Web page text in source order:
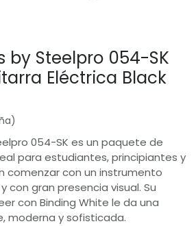
by Steelpro 054-SK
Eléctrica Black
054-SK es un paquete de
para estudiantes, principiantes y
comenzar con un instrumento
con gran presencia visual. Su
con Binding White le da una
moderna y sofisticada.